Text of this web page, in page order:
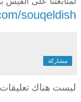
souqeldish/
مشاركة
ليست هناك